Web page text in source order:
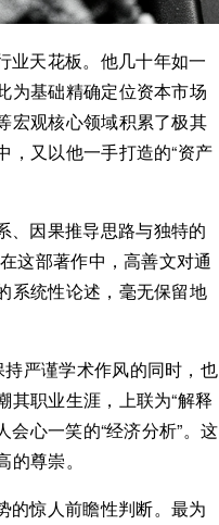
业天花板。他几十年如一
为基础精确定位资本市场
宏观核心领域积累了极其
，又以他一手打造的“资产
、因果推导思路与独特的
这部著作中，高善文对通
系统性论述，毫无保留地
严谨学术作风的同时，也
职业生涯，上联为“解释
心一笑的“经济分析”。这
尊崇。
的惊人前瞻性判断。最为